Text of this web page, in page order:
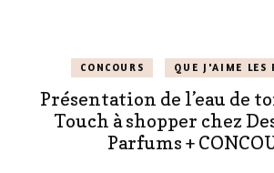
CONCOURS QUE J'AIME LES
Présentation de l’eau de
Touch à shopper chez
Parfums +